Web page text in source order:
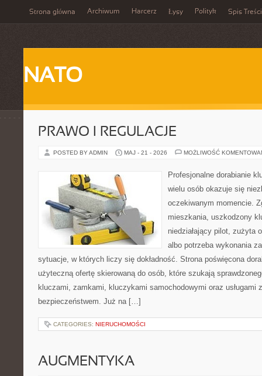
Strona główna Archiwum Harcerz Łysy Polityk Spis Treści
NATO
PRAWO I REGULACJE
POSTED BY ADMIN MAJ - 21 - 2026 MOŻLIWOŚĆ
Profesjonalne dorabianie
wielu osób okazuje się
oczekiwanym momencie.
mieszkania, uszkodzony
niedziałający pilot, zużyta
albo potrzeba wykonania
sytuacje, w których liczy się dokładność. Strona poświęcona
użyteczną ofertę skierowaną do osób, które szukają
kluczami, zamkami, kluczykami samochodowymi oraz usługami
bezpieczeństwem. Już na […]
CATEGORIES: NIERUCHOMOŚCI
AUGMENTYKA